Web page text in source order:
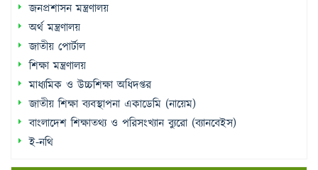
জনপ্রশাসন মন্ত্রণালয়
অর্থ মন্ত্রণালয়
জাতীয় পোর্টাল
শিক্ষা মন্ত্রণালয়
মাধ্যমিক ও উচ্চশিক্ষা অধিদপ্তর
জাতীয় শিক্ষা ব্যবস্থাপনা একাডেমি (নায়েম)
বাংলাদেশ শিক্ষাতথ্য ও পরিসংখ্যান ব্যুরো (ব্যানবেইস)
ই-নথি